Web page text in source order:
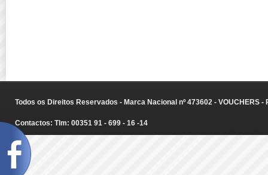
Todos os Direitos Reservados - Marca Nacional nº 473602 - VOUCHERS
Contactos: Tlm: 00351 91 - 699 - 16 -14